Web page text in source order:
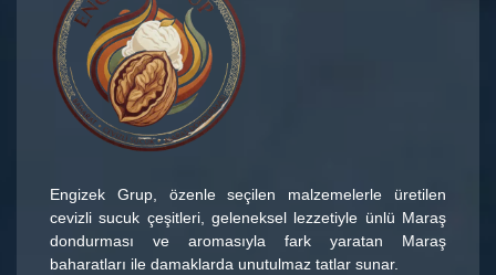
Engizek Grup, özenle seçilen malzemelerle üretilen
cevizli sucuk çeşitleri, geleneksel lezzetiyle ünlü Maraş
dondurması ve aromasıyla fark yaratan Maraş
baharatları ile damaklarda unutulmaz tatlar sunar.